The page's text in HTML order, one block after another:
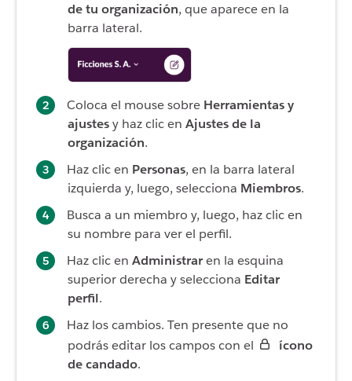
de tu organización, que aparece en la
barra lateral.
Coloca el mouse sobre Herramientas y
ajustesy haz clic en Ajustes de la
organización.
Haz clic en Personas, en la barra lateral
izquierda y, luego, selecciona Miembros.
Busca a un miembro y, luego, haz clic en
su nombre para ver el perfil.
Haz clic en Administraren la esquina
superior derecha y selecciona Editar
perfil.
Haz los cambios. Ten presente que no
podrás editar los campos con el
ícono
de candado.